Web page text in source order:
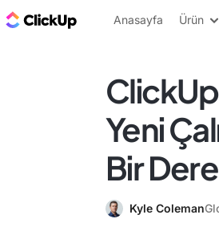
ClickUp Blog
Anasayfa Ürün
Yeni
Bir
Kyle Coleman